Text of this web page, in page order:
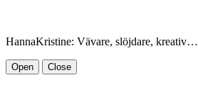
HannaKristine: Vävare, slöjdare, kreativ…
Open Close